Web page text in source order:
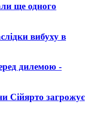
ще одного
вибуху в
дилемою -
Сійярто загрожує